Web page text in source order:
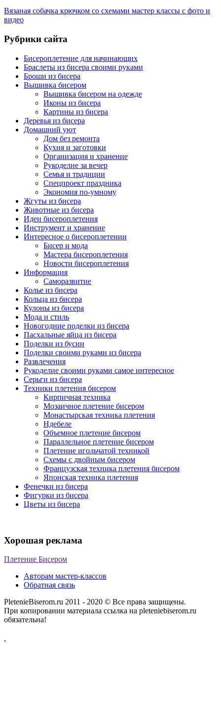
Вязаная собачка крючком со схемами мастер классы с фото и
видео
Рубрики сайта
Бисероплетение для начинающих
Браслеты из бисера своими руками
Броши из бисера
Вышивка бисером
Вышивка бисером на одежде
Иконы из бисера
Картины из бисера
Деревья из бисера
Домашний уют
Дом без ремонта
Кухня и заготовки
Организация и хранение
Рукоделие за вечер
Семья и традиции
Спецпроект праздника
Экономия по-умному
Жгуты из бисера
Животные из бисера
Идеи бисероплетения
Инструмент и хранение
Интересное о бисероплетении
Бисер и мода
Мастера бисероплетения
Новости бисероплетения
Информация
Саморазвитие
Колье из бисера
Кольца из бисера
Кулоны из бисера
Мода и стиль
Новогодние поделки из бисера
Пасхальные яйца из бисера
Поделки из бусин
Поделки своими руками из бисера
Развлечения
Рукоделие своими руками самое интересное
Серьги из бисера
Техники плетения бисером
Кирпичная техника
Мозаичное плетение бисером
Монастырская техника плетения
Ндебеле
Объемное плетение бисером
Параллельное плетение бисером
Плетение игольчатой техникой
Схемы с двойным бисером
Французская техника плетения бисером
Японская техника плетения
Фенечки из бисера
Фигурки из бисера
Цветы из бисера
Хорошая реклама
Плетение Бисером
Авторам мастер-классов
Обратная связь
PletenieBiserom.ru 2011 - 2020 © Все права защищены.
При копировании материала ссылка на pleteniebiserom.ru
обязательна!
,